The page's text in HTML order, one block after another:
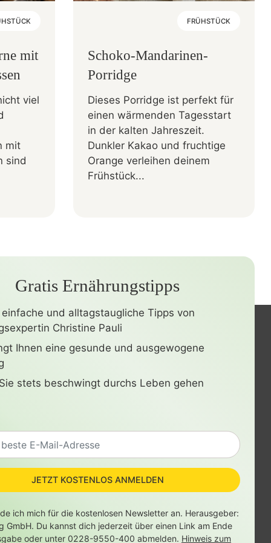
mit
viel
mit
sind
FRÜHSTÜCK
Schoko-Mandarinen-
Porridge
Dieses Porridge ist perfekt für
einen wärmenden Tagesstart
in der kalten Jahreszeit.
Dunkler Kakao und fruchtige
Orange verleihen deinem
Frühstück...
Gratis Ernährungstipps
und alltagstaugliche Tipps von
Christine Pauli
Ihnen eine gesunde und ausgewogene
stets beschwingt durchs Leben gehen
JETZT KOSTENLOS ANMELDEN
ich mich für die kostenlosen Newsletter an. Herausgeber:
GmbH. Du kannst dich jederzeit über einen Link am Ende
oder unter 0228-9550-400 abmelden. Hinweis zum